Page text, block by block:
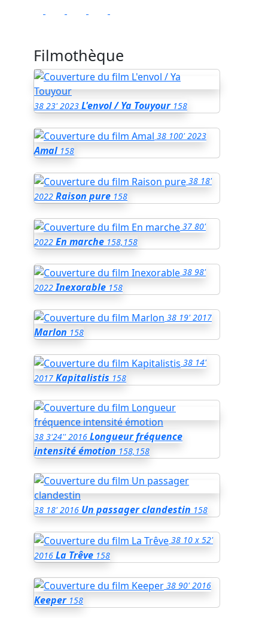
Filmothèque
38 23' 2023 L'envol / Ya Touyour 158
38 100' 2023
Amal 158
38 18'
2022 Raison pure 158
37 80'
2022 En marche 158,158
38 98'
2022 Inexorable 158
38 19' 2017
Marlon 158
38 14'
2017 Kapitalistis 158
38 3'24'' 2016 Longueur fréquence
intensité émotion 158,158
38 18' 2016 Un passager clandestin 158
38 10 x 52'
2016 La Trêve 158
38 90' 2016
Keeper 158